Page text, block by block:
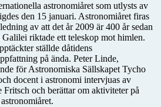
astronomiåret som utlysts av
den 15 januari. Astronomiåret firas
av att det år 2009 är 400 år sedan
riktade ett teleskop mot himlen.
ställde dåtidens
på ända. Peter Linde,
för Astronomiska Sällskapet Tycho
docent i astronomi intervjuas av
Fritsch och berättar om aktiviteter på